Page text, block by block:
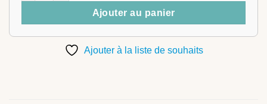
Ajouter au panier
Ajouter à la liste de souhaits